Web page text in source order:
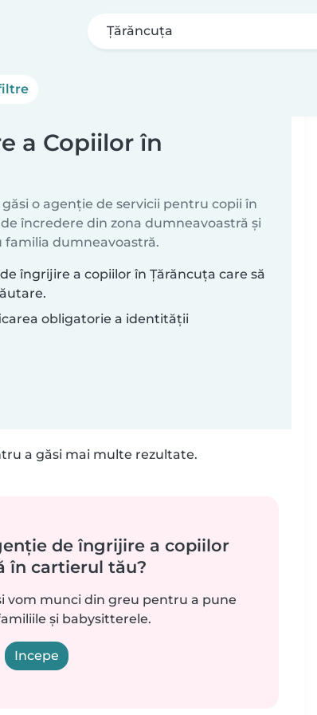
Ţărăncuţa
a Copiilor în
o agenție de servicii pentru copii în
încredere din zona dumneavoastră și
dumneavoastră.
îngrijire a copiilor în Ţărăncuţa care să
obligatorie a identității
a găsi mai multe rezultate.
de îngrijire a copiilor
în cartierul tău?
vom munci din greu pentru a pune
și babysitterele.
Incepe